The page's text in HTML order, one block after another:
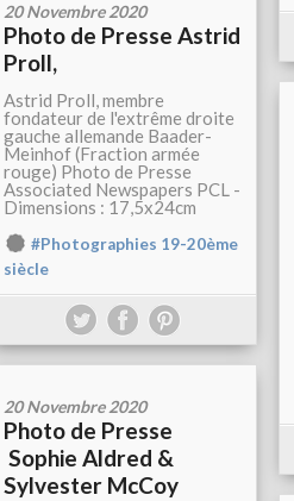
20 Novembre 2020
Photo de Presse Astrid
Proll,
Astrid Proll, membre
fondateur de l'extrême droite
gauche allemande Baader-
Meinhof (Fraction armée
rouge) Photo de Presse
Associated Newspapers PCL -
Dimensions : 17,5x24cm
#Photographies 19-20ème
siècle
20 Novembre 2020
Photo de Presse
Sophie Aldred &
Sylvester McCoy